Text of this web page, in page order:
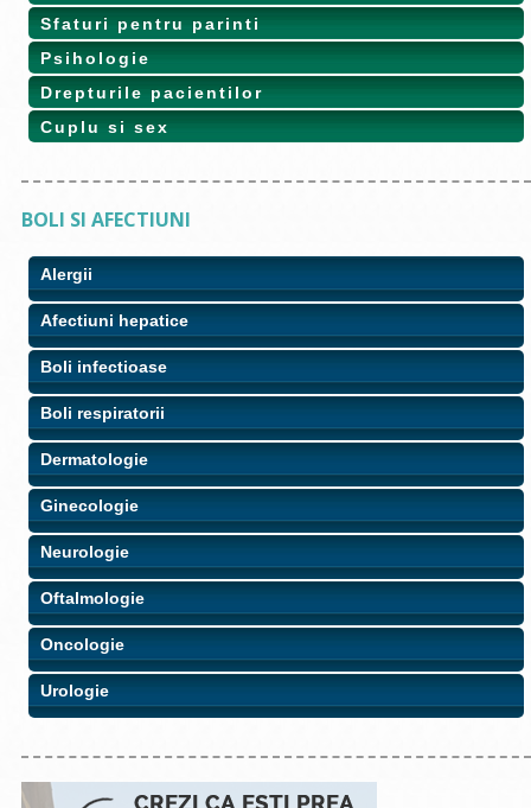
Sfaturi pentru parinti
Psihologie
Drepturile pacientilor
Cuplu si sex
BOLI SI AFECTIUNI
Alergii
Afectiuni hepatice
Boli infectioase
Boli respiratorii
Dermatologie
Ginecologie
Neurologie
Oftalmologie
Oncologie
Urologie